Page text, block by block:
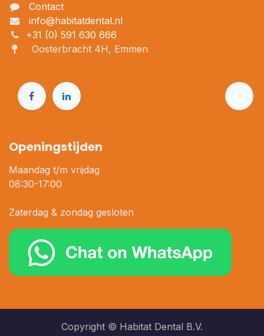
Contact
info@habitatdental.nl
+31 (0) 591 630 666
Oosterbracht 4H, Emmen
Openingstijden
Maandag t/m vrijdag
08:30-17:00
Zaterdag & zondag gesloten
Copyright © Habitat Dental B.V.